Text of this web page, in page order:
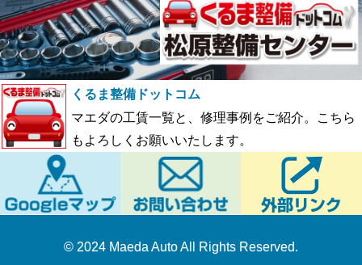
くるま整備ドットコム
マエダの工賃一覧と、修理事例をご紹介。こちら
もよろしくお願いいたします。
© 2024 Maeda Auto All Rights Reserved.